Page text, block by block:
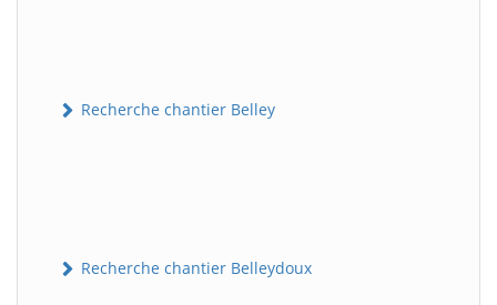
Recherche chantier Belley
Recherche chantier Belleydoux